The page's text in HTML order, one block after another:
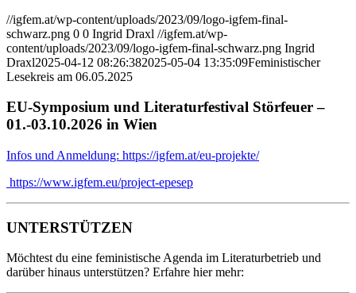
//igfem.at/wp-content/uploads/2023/09/logo-igfem-final-
schwarz.png 0 0 Ingrid Draxl //igfem.at/wp-
content/uploads/2023/09/logo-igfem-final-schwarz.png Ingrid
Draxl2025-04-12 08:26:382025-05-04 13:35:09Feministischer
Lesekreis am 06.05.2025
EU-Symposium und Literaturfestival Störfeuer –
01.-03.10.2026 in Wien
Infos und Anmeldung: https://igfem.at/eu-projekte/
https://www.igfem.eu/project-epesep
UNTERSTÜTZEN
Möchtest du eine feministische Agenda im Literaturbetrieb und
darüber hinaus unterstützen? Erfahre hier mehr: